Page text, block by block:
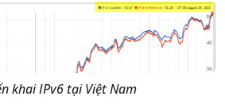
khai IPv6 tại Việt Nam